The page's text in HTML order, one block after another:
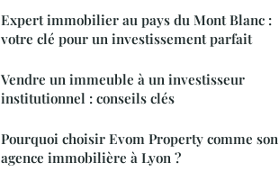
Expert immobilier au pays du Mont Blanc :
votre clé pour un investissement parfait
Vendre un immeuble à un investisseur
institutionnel : conseils clés
Pourquoi choisir Evom Property comme son
agence immobilière à Lyon ?